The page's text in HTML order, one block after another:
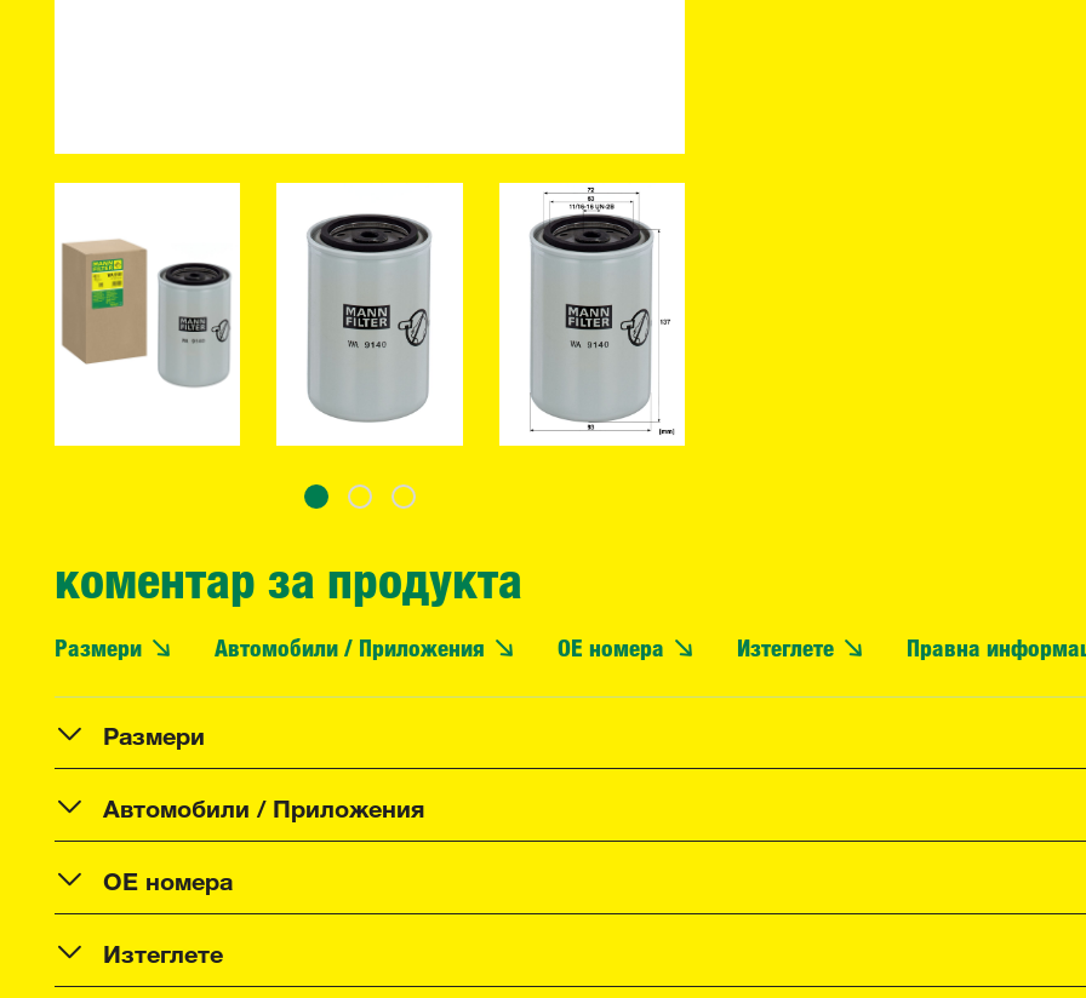
коментар за продукта
Размери Автомобили / Приложения OE номера Изтеглете Правна
Размери
Автомобили / Приложения
OE номера
Изтеглете